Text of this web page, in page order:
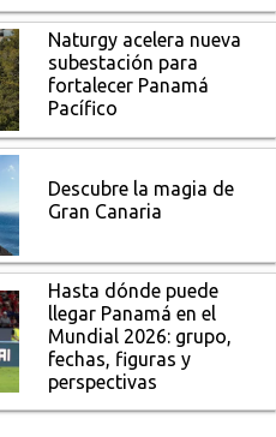
Naturgy acelera nueva
subestación para
fortalecer Panamá
Pacífico
Descubre la magia de
Gran Canaria
Hasta dónde puede
llegar Panamá en el
Mundial 2026: grupo,
fechas, figuras y
perspectivas